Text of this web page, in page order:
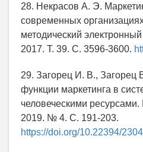
28. Некрасов А. Э.
современных
методический
2017. Т. 39. С. 3596-3600.
29. Загорец И. В.,
функции маркетинга в
человеческими
2019. № 4. С. 191-203.
https://doi.org/10.22394/